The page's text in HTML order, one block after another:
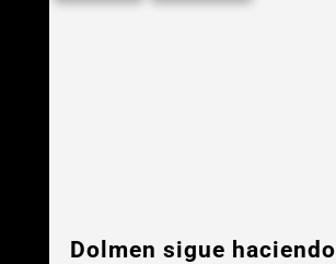
Dolmen sigue haciendo